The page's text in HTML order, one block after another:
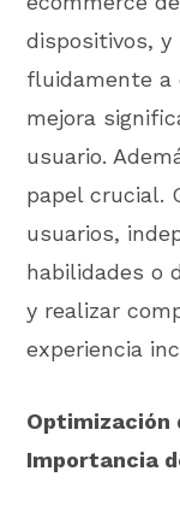
dispositivos,
fluidamente a
mejora
usuario.
papel crucial.
usuarios,
habilidades o
y realizar
experiencia
Optimización
Importancia